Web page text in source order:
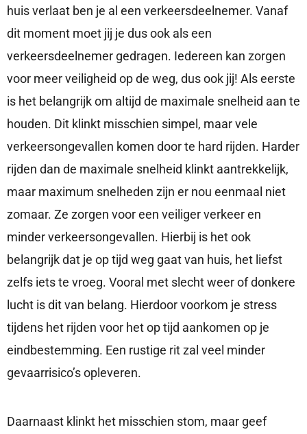
huis verlaat ben je al een verkeersdeelnemer. Vanaf
dit moment moet jij je dus ook als een
verkeersdeelnemer gedragen. Iedereen kan zorgen
voor meer veiligheid op de weg, dus ook jij! Als eerste
is het belangrijk om altijd de maximale snelheid aan te
houden. Dit klinkt misschien simpel, maar vele
verkeersongevallen komen door te hard rijden. Harder
rijden dan de maximale snelheid klinkt aantrekkelijk,
maar maximum snelheden zijn er nou eenmaal niet
zomaar. Ze zorgen voor een veiliger verkeer en
minder verkeersongevallen. Hierbij is het ook
belangrijk dat je op tijd weg gaat van huis, het liefst
zelfs iets te vroeg. Vooral met slecht weer of donkere
lucht is dit van belang. Hierdoor voorkom je stress
tijdens het rijden voor het op tijd aankomen op je
eindbestemming. Een rustige rit zal veel minder
gevaarrisico’s opleveren.
Daarnaast klinkt het misschien stom, maar geef